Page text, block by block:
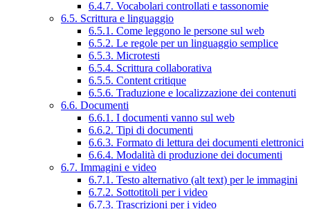
6.4.7. Vocabolari controllati e tassonomie
6.5. Scrittura e linguaggio
6.5.1. Come leggono le persone sul web
6.5.2. Le regole per un linguaggio semplice
6.5.3. Microtesti
6.5.4. Scrittura collaborativa
6.5.5. Content critique
6.5.6. Traduzione e localizzazione dei contenuti
6.6. Documenti
6.6.1. I documenti vanno sul web
6.6.2. Tipi di documenti
6.6.3. Formato di lettura dei documenti elettronici
6.6.4. Modalità di produzione dei documenti
6.7. Immagini e video
6.7.1. Testo alternativo (alt text) per le immagini
6.7.2. Sottotitoli per i video
6.7.3. Trascrizioni per i video